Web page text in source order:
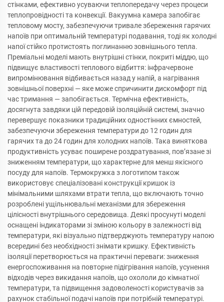
стінками, ефективно усуваючи теплопередачу через процеси
теплопровідності та конвекції. Вакуумна камера запобігає
тепловому мосту, забезпечуючи тривале збереження гарячих
напоїв при оптимальній температурі подавання, тоді як холодні
напої стійко протистоять поглинанню зовнішнього тепла.
Преміальні моделі мають внутрішні стінки, покриті міддю, що
підвищує властивості теплового відбиття: інфрачервоне
випромінювання відбивається назад у напій, а нагрівання
зовнішньої поверхні — яке може спричинити дискомфорт під
час тримання — запобігається. Термічна ефективність,
досягнута завдяки цій передовій ізоляційній системі, значно
перевершує показники традиційних одностінних ємностей,
забезпечуючи збереження температури до 12 годин для
гарячих та до 24 годин для холодних напоїв. Така виняткова
продуктивність усуває поширене роздратування, пов’язане зі
зниженням температури, що характерне для менш якісного
посуду для напоїв. Термокружка з логотипом також
використовує спеціалізовані конструкції кришок із
мінімальними шляхами втрати тепла, що включають точно
розроблені ущільнювальні механізми для збереження
цілісності внутрішнього середовища. Деякі просунуті моделі
оснащені індикаторами зі зміною кольору в залежності від
температури, які візуально підтверджують температуру напою
всередині без необхідності знімати кришку. Ефективність
ізоляції перетворюється на практичні переваги: зниження
енергоспоживання на повторне підігрівання напоїв, усунення
відходів через викидання напоїв, що охололи до кімнатної
температури, та підвищення задоволеності користувачів за
рахунок стабільної подачі напоїв при потрібній температурі.